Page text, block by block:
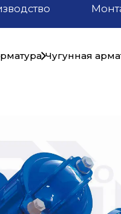
Чугунная